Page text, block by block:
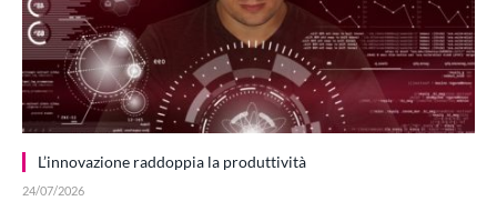
L’innovazione raddoppia la produttività
24/07/2026